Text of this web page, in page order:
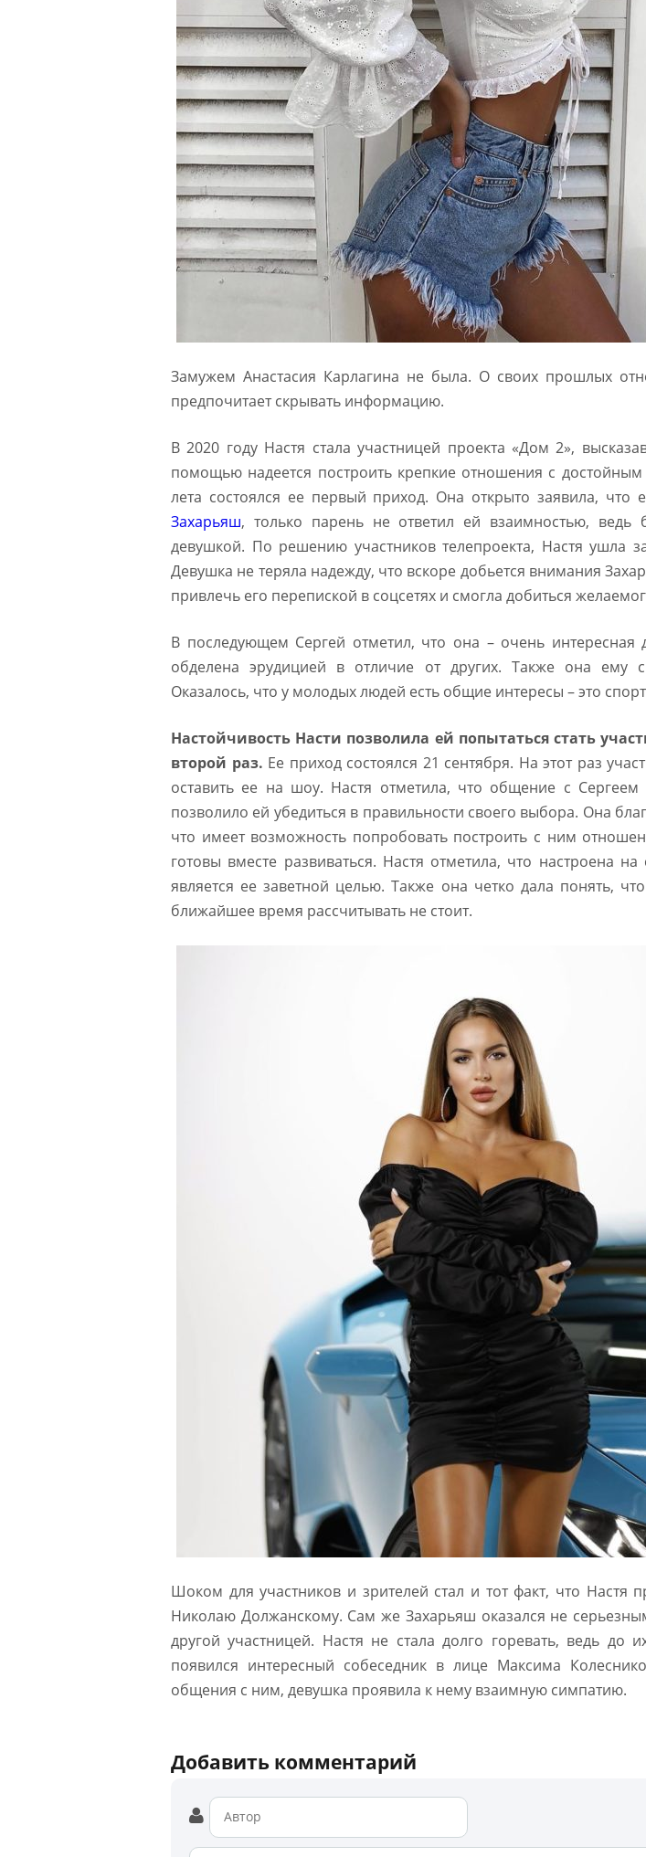
Замужем Анастасия Карлагина не была. О своих прошлых
предпочитает скрывать информацию.
В 2020 году Настя стала участницей проекта «Дом 2»,
помощью надеется построить крепкие отношения с
лета состоялся ее первый приход. Она открыто заявила, что
Захарьяш, только парень не ответил ей взаимностью, ведь
девушкой. По решению участников телепроекта, Настя ушла
Девушка не теряла надежду, что вскоре добьется внимания
привлечь его перепиской в соцсетях и смогла добиться
В последующем Сергей отметил, что она – очень интересная
обделена эрудицией в отличие от других. Также она ему
Оказалось, что у молодых людей есть общие интересы – это
Настойчивость Насти позволила ей попытаться стать
второй раз. Ее приход состоялся 21 сентября. На этот раз
оставить ее на шоу. Настя отметила, что общение с
позволило ей убедиться в правильности своего выбора. Она
что имеет возможность попробовать построить с ним
готовы вместе развиваться. Настя отметила, что настроена
является ее заветной целью. Также она четко дала понять,
ближайшее время рассчитывать не стоит.
Шоком для участников и зрителей стал и тот факт, что Настя
Николаю Должанскому. Сам же Захарьяш оказался не
другой участницей. Настя не стала долго горевать, ведь до
появился интересный собеседник в лице Максима
общения с ним, девушка проявила к нему взаимную симпатию.
Добавить комментарий